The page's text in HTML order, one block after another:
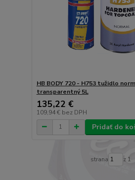
HB BODY 720 - H753 tužidlo
transparentný 5L
135,22 €
109,94 € bez DPH
Pridať do
strana z 1